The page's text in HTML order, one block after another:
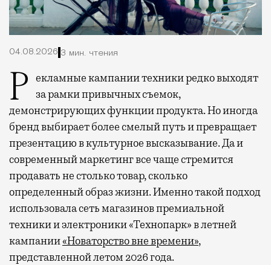
04.08.2026 3 мин. чтения
Рекламные кампании техники редко выходят
за рамки привычных съемок,
демонстрирующих функции продукта. Но иногда
бренд выбирает более смелый путь и превращает
презентацию в культурное высказывание. Да и
современный маркетинг все чаще стремится
продавать не столько товар, сколько
определенный образ жизни. Именно такой подход
использовала сеть магазинов премиальной
техники и электроники «Технопарк» в летней
кампании«Новаторство вне времени»,
представленной летом 2026 года.